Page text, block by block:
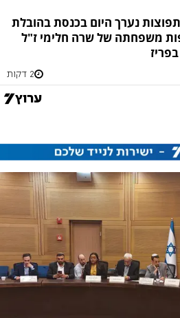
נערך היום בכנסת בהובלת
משפחתה של שרה חלימי ז"ל
2 דקות